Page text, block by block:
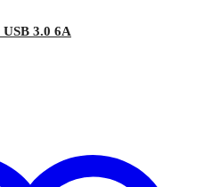
3.0 6A